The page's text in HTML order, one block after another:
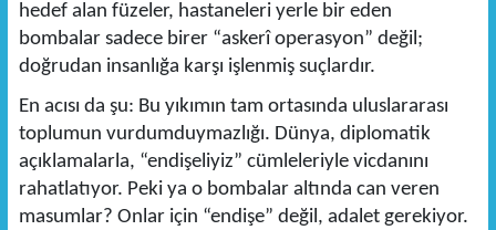
hedef alan füzeler, hastaneleri yerle bir eden
bombalar sadece birer “askerî operasyon” değil;
doğrudan insanlığa karşı işlenmiş suçlardır.
En acısı da şu: Bu yıkımın tam ortasında uluslararası
toplumun vurdumduymazlığı. Dünya, diplomatik
açıklamalarla, “endişeliyiz” cümleleriyle vicdanını
rahatlatıyor. Peki ya o bombalar altında can veren
masumlar? Onlar için “endişe” değil, adalet gerekiyor.